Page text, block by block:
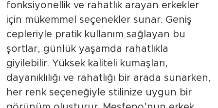
fonksiyonellik ve rahatlık arayan erkekler
için mükemmel seçenekler sunar. Geniş
cepleriyle pratik kullanım sağlayan bu
şortlar, günlük yaşamda rahatlıkla
giyilebilir. Yüksek kaliteli kumaşları,
dayanıklılığı ve rahatlığı bir arada sunarken,
her renk seçeneğiyle stilinize uygun bir